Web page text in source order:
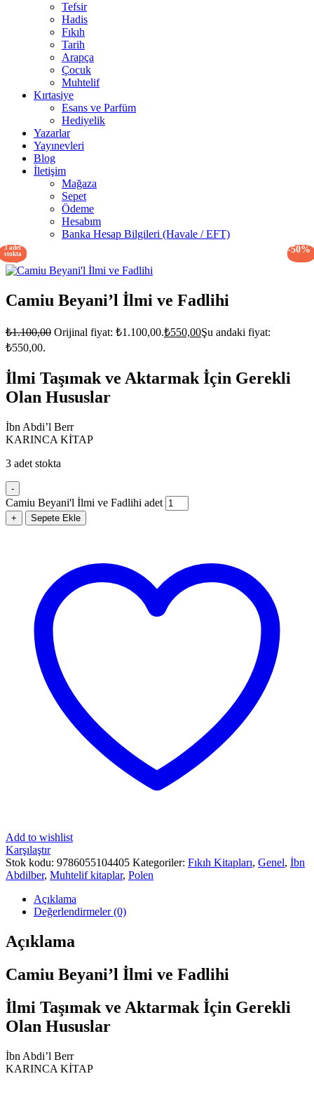
Tefsir
Hadis
Fıkıh
Tarih
Arapça
Çocuk
Muhtelif
Kırtasiye
Esans ve Parfüm
Hediyelik
Yazarlar
Yayınevleri
Blog
İletişim
Mağaza
Sepet
Ödeme
Hesabım
Banka Hesap Bilgileri (Havale / EFT)
3 adet
stokta
-50%
Camiu Beyani’l İlmi ve Fadlihi
₺1.100,00 Orijinal fiyat: ₺1.100,00.₺550,00Şu andaki fiyat:
₺550,00.
İlmi Taşımak ve Aktarmak İçin Gerekli
Olan Hususlar
İbn Abdi’l Berr
KARINCA KİTAP
3 adet stokta
-
Camiu Beyani'l İlmi ve Fadlihi adet
+ Sepete Ekle
Add to wishlist
Karşılaştır
Stok kodu: 9786055104405 Kategoriler: Fıkıh Kitapları, Genel, İbn
Abdilber, Muhtelif kitaplar, Polen
Açıklama
Değerlendirmeler (0)
Açıklama
Camiu Beyani’l İlmi ve Fadlihi
İlmi Taşımak ve Aktarmak İçin Gerekli
Olan Hususlar
İbn Abdi’l Berr
KARINCA KİTAP